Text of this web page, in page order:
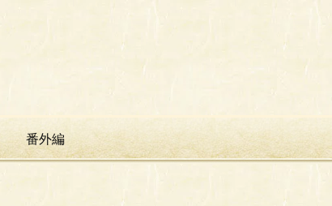
番外編